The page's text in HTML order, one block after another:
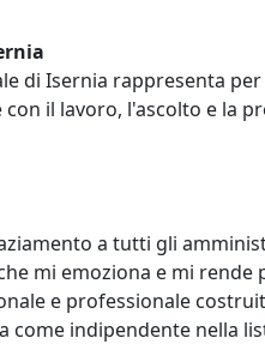
di Isernia rappresenta
il lavoro, l'ascolto e la
a tutti gli
mi emoziona e mi
e professionale
come indipendente nella